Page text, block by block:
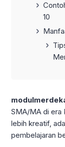
10
SMA/MA di era
lebih kreatif,
pembelajaran